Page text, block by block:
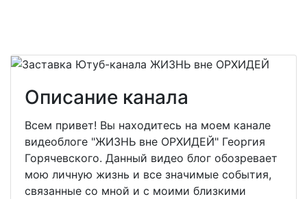
Описание канала
Всем привет! Вы находитесь на моем канале
видеоблоге "ЖИЗНЬ вне ОРХИДЕЙ" Георгия
Горячевского. Данный видео блог обозревает
мою личную жизнь и все значимые события,
связанные со мной и с моими близкими